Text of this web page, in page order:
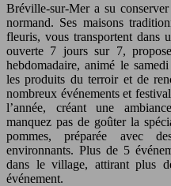
Bréville-sur-Mer a su
normand. Ses maisons
fleuris, vous transportent dans
ouverte 7 jours sur 7,
hebdomadaire, animé le
les produits du terroir et de
nombreux événements et
l’année, créant une
manquez pas de goûter la
pommes, préparée avec
environnants. Plus de 5
dans le village, attirant plus
événement.